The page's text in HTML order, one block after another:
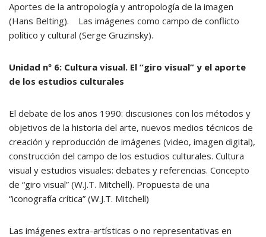
Aportes de la antropología y antropología de la imagen
(Hans Belting). Las imágenes como campo de conflicto
político y cultural (Serge Gruzinsky).
Unidad nº 6: Cultura visual. El “giro visual” y el aporte
de los estudios culturales
El debate de los años 1990: discusiones con los métodos y
objetivos de la historia del arte, nuevos medios técnicos de
creación y reproducción de imágenes (video, imagen digital),
construcción del campo de los estudios culturales. Cultura
visual y estudios visuales: debates y referencias. Concepto
de “giro visual” (W.J.T. Mitchell). Propuesta de una
“iconografía crítica” (W.J.T. Mitchell)
Las imágenes extra-artísticas o no representativas en